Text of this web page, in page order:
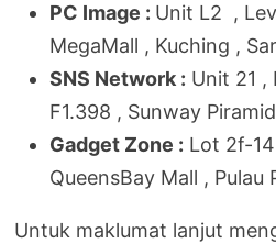
PC Image : Unit L2 ,
MegaMall , Kuching ,
SNS Network : Unit 21 ,
F1.398 , Sunway
Gadget Zone : Lot 2f-
QueensBay Mall , Pulau
Untuk maklumat lanjut